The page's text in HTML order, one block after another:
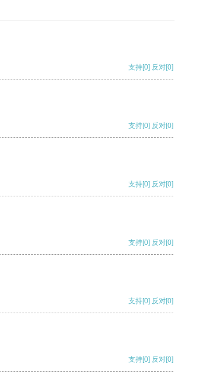
支持[0] 反对[0]
支持[0] 反对[0]
支持[0] 反对[0]
支持[0] 反对[0]
支持[0] 反对[0]
支持[0] 反对[0]